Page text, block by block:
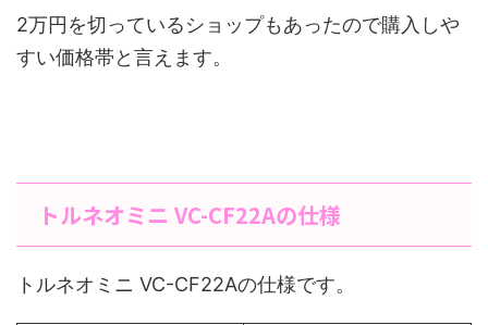
2万円を切っているショップもあったので購入しや
すい価格帯と言えます。
トルネオミニ VC-CF22Aの仕様
トルネオミニ VC-CF22Aの仕様です。